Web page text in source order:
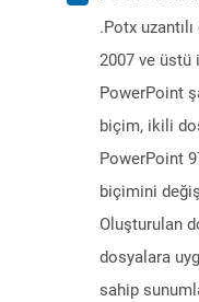
.Potx
2007 ve
PowerPoint
biçim, ikili
PowerPoint
biçimini
Oluşturulan
dosyalara
sahip